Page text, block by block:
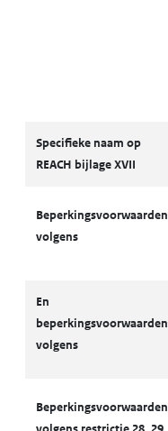
Specifieke naam op
REACH bijlage XVII
Beperkingsvoorwaarden
volgens
En
beperkingsvoorwaarden
volgens
Beperkingsvoorwaarden